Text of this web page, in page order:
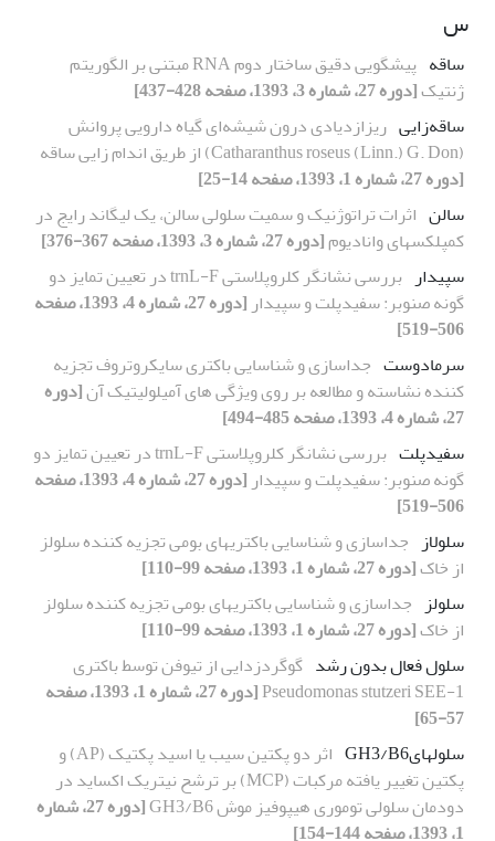
س
ساقه
پیشگویی دقیق ساختار دوم RNA مبتنی بر الگوریتم
ژنتیک[دوره 27، شماره 3، 1393، صفحه 428-437]
ساقه‌زایی ریزازدیادی درون شیشه‌ای گیاه دارویی پروانش
(Catharanthus roseus (Linn.) G. Don) از طریق اندام زایی ساقه
[دوره 27، شماره 1، 1393، صفحه 14-25]
سالن اثرات تراتوژنیک و سمیت سلولی سالن، یک لیگاند رایج در
کمپلکسهای وانادیوم[دوره 27، شماره 3، 1393، صفحه 367-376]
سپیدار
بررسی نشانگر کلروپلاستی trnL-F در تعیین تمایز دو
گونه صنوبر: سفیدپلت و سپیدار
[دوره 27، شماره 4، 1393، صفحه
506-519]
سرمادوست جداسازی و شناسایی باکتری سایکروتروف تجزیه
کننده نشاسته و مطالعه بر روی ویژگی های آمیلولیتیک آن[دوره
27، شماره 4، 1393، صفحه 485-494]
سفیدپلت
بررسی نشانگر کلروپلاستی trnL-F در تعیین تمایز دو
گونه صنوبر: سفیدپلت و سپیدار
[دوره 27، شماره 4، 1393، صفحه
506-519]
سلولاز جداسازی و شناسایی باکتریهای بومی تجزیه کننده سلولز
از خاک[دوره 27، شماره 1، 1393، صفحه 99-110]
سلولز جداسازی و شناسایی باکتریهای بومی تجزیه کننده سلولز
از خاک[دوره 27، شماره 1، 1393، صفحه 99-110]
سلول فعال بدون رشد گوگردزدایی از تیوفن توسط باکتری
Pseudomonas stutzeri SEE-1
[دوره 27، شماره 1، 1393، صفحه
57-65]
سلولهایGH3/B6
اثر دو پکتین سیب یا اسید پکتیک (AP) و
پکتین تغییر یافته مرکبات (MCP) بر ترشح نیتریک اکساید در
دودمان سلولی توموری هیپوفیز موش GH3/B6
[دوره 27، شماره
1، 1393، صفحه 144-154]